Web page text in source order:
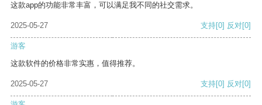
这款app的功能非常丰富，可以满足我不同的社交需求。
2025-05-27 支持[0] 反对[0]
游客
这款软件的价格非常实惠，值得推荐。
2025-05-27 支持[0] 反对[0]